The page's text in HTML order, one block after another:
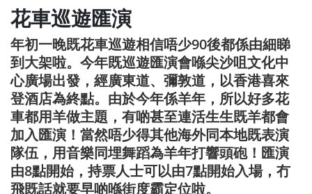
花車巡遊匯演
年初一晚既花車巡遊相信唔少90後都係由細睇
到大架啦。今年既巡遊匯演會喺尖沙咀文化中
心廣場出發，經廣東道、彌敦道，以香港喜來
登酒店為終點。由於今年係羊年，所以好多花
車都用羊做主題，有啲甚至連活生生既羊都會
加入匯演！當然唔少得其他海外同本地既表演
隊伍，用音樂同埋舞蹈為羊年打響頭砲！匯演
由8點開始，持票人士可以由7點開始入場，冇
飛既話就要早啲喺街度霸定位啦。